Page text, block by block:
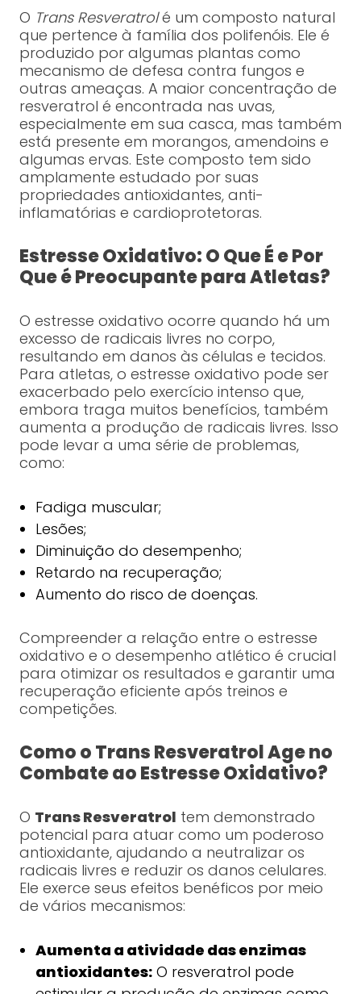
O Trans Resveratrolé um composto natural
que pertence à família dos polifenóis. Ele é
produzido por algumas plantas como
mecanismo de defesa contra fungos e
outras ameaças. A maior concentração de
resveratrol é encontrada nas uvas,
especialmente em sua casca, mas também
está presente em morangos, amendoins e
algumas ervas. Este composto tem sido
amplamente estudado por suas
propriedades antioxidantes, anti-
inflamatórias e cardioprotetoras.
Estresse Oxidativo: O Que É e Por
Que é Preocupante para Atletas?
O estresse oxidativo ocorre quando há um
excesso de radicais livres no corpo,
resultando em danos às células e tecidos.
Para atletas, o estresse oxidativo pode ser
exacerbado pelo exercício intenso que,
embora traga muitos benefícios, também
aumenta a produção de radicais livres. Isso
pode levar a uma série de problemas,
como:
Fadiga muscular;
Lesões;
Diminuição do desempenho;
Retardo na recuperação;
Aumento do risco de doenças.
Compreender a relação entre o estresse
oxidativo e o desempenho atlético é crucial
para otimizar os resultados e garantir uma
recuperação eficiente após treinos e
competições.
Como o Trans Resveratrol Age no
Combate ao Estresse Oxidativo?
O Trans Resveratrol tem demonstrado
potencial para atuar como um poderoso
antioxidante, ajudando a neutralizar os
radicais livres e reduzir os danos celulares.
Ele exerce seus efeitos benéficos por meio
de vários mecanismos:
Aumenta a atividade das enzimas
antioxidantes:O resveratrol pode